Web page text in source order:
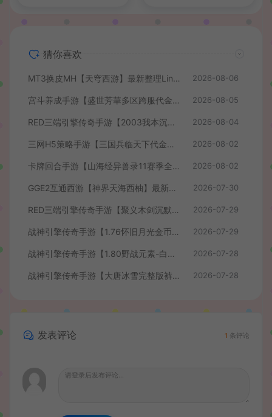
猜你喜欢
MT3换皮MH【天穹西游】最新整理Linux手工服务端+安卓苹果双端+GM后台+详细搭建教程+全套源码+视频教程 2026-08-06
宫斗养成手游【盛世芳華多区跨服代金券本地优化版】最新整理单机一键即玩端+Linux手工服务端+CDK授权后台+安卓+详细搭建教程 2026-08-05
RED三端引擎传奇手游【2003我本沉默】最新整理Win系服务端+安卓苹果PC三端+详细搭建教程 2026-08-04
三网H5策略手游【三国兵临天下代金券内购七合修复版】最新整理单机一键即玩镜像端+Linux手工服务端+管理后台+GM授权后台+简易安卓客户端+详细搭建教程+视频教程 2026-08-02
卡牌回合手游【山海经异兽录11赛季全人物代金券内购版】最新整理WIN系服务端+授权GM后台+管理后台+热更修改工具+安卓+详细搭建教程 2026-08-02
GGE2互通西游【神界天海西柚】最新整理Win系服务端+安卓苹果PC三端+内置GM工具+全套源码+详细搭建教程+视频教程 2026-07-30
RED三端引擎传奇手游【聚义木剑沉默高仿嘟嘟沉默】最新整理Win系服务端+安卓苹果PC三端+详细搭建教程 2026-07-29
战神引擎传奇手游【1.76怀旧月光金币版】最新整理Win系复古服务端+安卓苹果双端+GM授权物品后台+详细搭建教程 2026-07-29
战神引擎传奇手游【1.80野战元素-白猪7.2免授权】最新整理Win系特色服务端+安卓+GM授权物品后台+详细搭建教程 2026-07-28
战神引擎传奇手游【大唐冰雪完整版裤衩7.0免授权】最新整理Win系特色服务端+GM授权后台+安卓苹果双端+详细搭建教程 2026-07-28
发表评论 1 条评论